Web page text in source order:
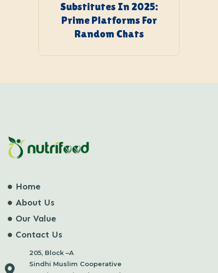
Substitutes In 2025:
Prime Platforms For
Random Chats
Home
About Us
Our Value
Contact Us
205, Block –A
Sindhi Muslim Cooperative